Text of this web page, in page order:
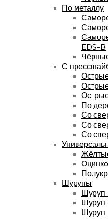
По металлу
EDS-B
С
По
Со
Со
Со
Шурупы
Шуруп
Шуруп
Шуруп